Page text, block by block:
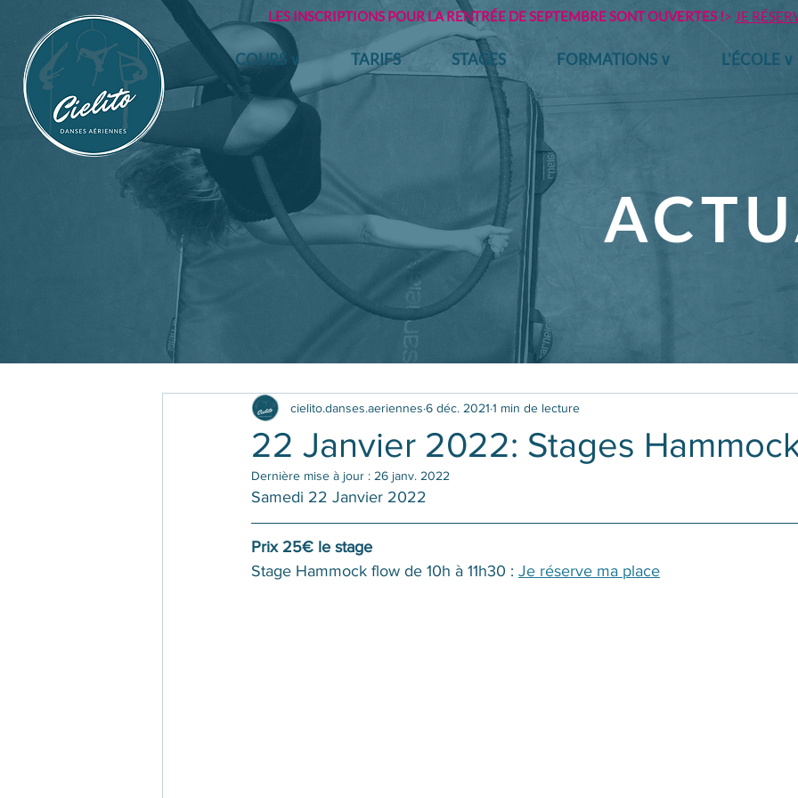
COURS ∨ TARIFS STAGES FORMATIONS ∨ L'ÉCOLE ∨
LES INSCRIPTIONS POUR LA RENTRÉE DE SEPTEMBRE SONT OUVERTES !> JE
22 Janvier 2022: Stages
cielito.danses.aeriennes 6 déc. 2021 1 min de lecture
Dernière mise à jour : 26 janv. 2022
Samedi 22 Janvier 2022
Prix 25€ le stage
Stage Hammock flow de 10h à 11h30 : Je réserve ma place